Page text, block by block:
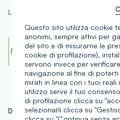
La modella è alta 177 cm ed
Global Recycled
Certified by ICEA - ICEA-
Scopri di più
DETTAGLI TECNICI
Questo sito utilizza cookie
anonimi, sempre attivi per
del sito e di misurarne le
cookie di profilazione),
servono invece per
navigazione al fine di
mirati in linea con i tuoi reali
utilizzo serve il tuo
di profilazione clicca su
selezionarli clicca su